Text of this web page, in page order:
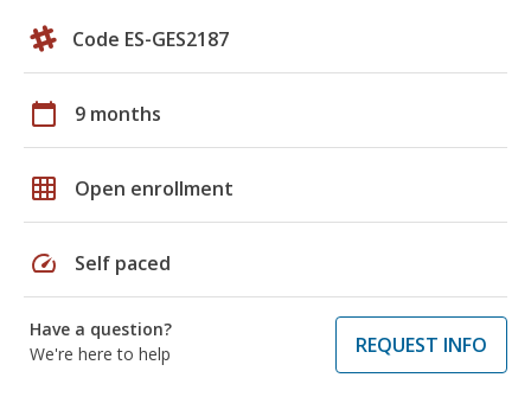
Code ES-GES2187
calendar_today 9 months
grid_on Open enrollment
speed Self paced
Have a question?
We're here to help
REQUEST INFO